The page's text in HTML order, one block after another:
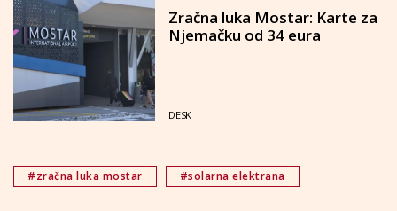
Zračna luka Mostar: Karte za
Njemačku od 34 eura
DESK
#zračna luka mostar #solarna elektrana